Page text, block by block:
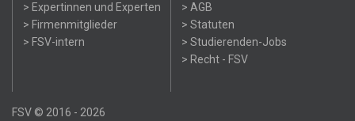
> Expertinnen und Experten
> Firmenmitglieder
> FSV-intern
> AGB
> Statuten
> Studierenden-Jobs
> Recht - FSV
FSV © 2016 - 2026